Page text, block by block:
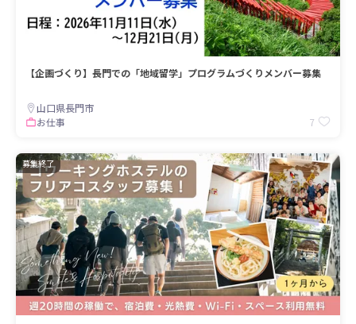
【企画づくり】長門での「地域留学」プログラムづくりメンバー募集
山口県長門市
お仕事
7
募集終了